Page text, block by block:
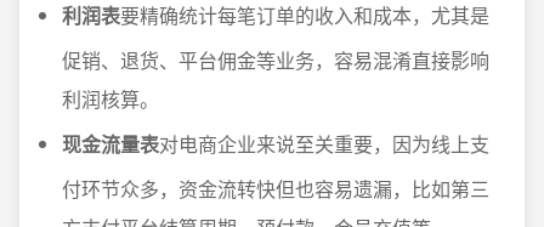
利润表要精确统计每笔订单的收入和成本，尤其是
促销、退货、平台佣金等业务，容易混淆直接影响
利润核算。
现金流量表对电商企业来说至关重要，因为线上支
付环节众多，资金流转快但也容易遗漏，比如第三